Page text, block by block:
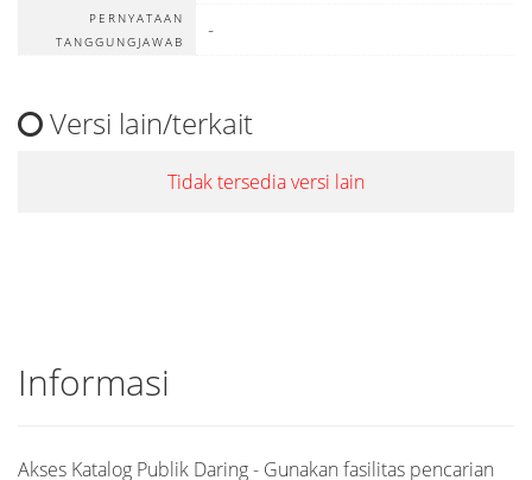
PERNYATAAN
TANGGUNGJAWAB
-
Versi lain/terkait
Tidak tersedia versi lain
Informasi
Akses Katalog Publik Daring - Gunakan fasilitas pencarian